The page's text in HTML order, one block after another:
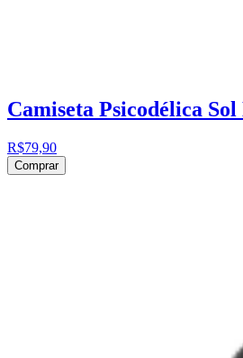
Camiseta Psicodélica
R$79,90
Comprar